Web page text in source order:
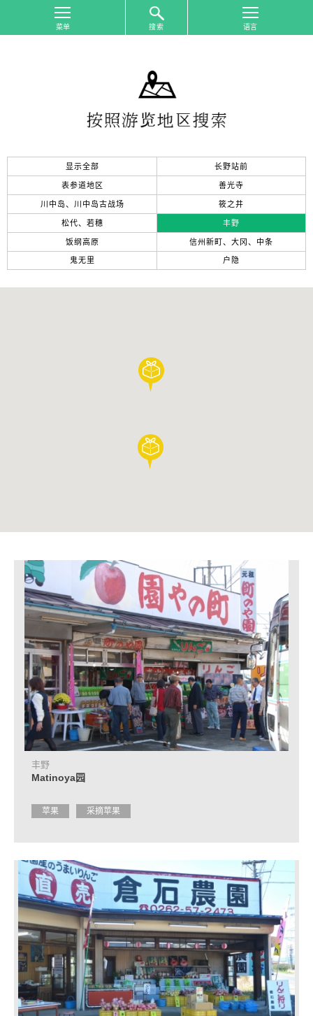
搜索
区
按
览
通
请
询
显示全部 长野站前
表参道地区 善光寺
川中岛、川中岛古战场 筱之井
松代、若穗 丰野
饭纲高原 信州新町、大冈、中条
鬼无里 户隐
丰野
Matinoya园
苹果 采摘苹果